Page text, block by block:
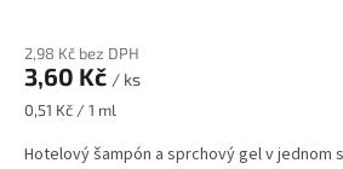
2,98 Kč bez DPH
3,60 Kč / ks
Měrná
0,51 Kč / 1 ml
Hotelový šampón a sprchový gel v jednom